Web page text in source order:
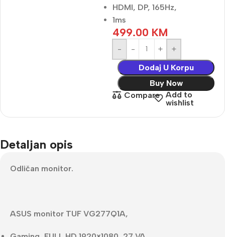
HDMI, DP, 165Hz,
1ms
499.00 KM
-
+
Dodaj U Korpu
Buy Now
Compare
Add to
wishlist
Detaljan opis
Odličan monitor.
ASUS monitor TUF VG277Q1A,